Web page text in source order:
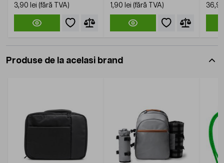
3,90 lei
1,90 lei
Produse de la acelasi brand